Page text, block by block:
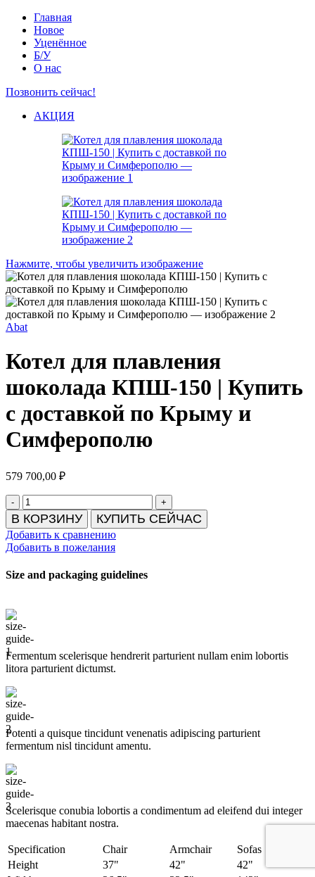
Главная
Новое
Уценённое
Б/У
О нас
Позвонить сейчас!
АКЦИЯ
Нажмите, чтобы увеличить изображение
Abat
Котел для плавления
шоколада КПШ-150 | Купить
с доставкой по Крыму и
Симферополю
579 700,00 ₽
Количество
товара
Котел
для
плавления
КПШ-150
доставкой
по
Крыму
и
Симферополю
В КОРЗИНУ КУПИТЬ СЕЙЧАС
Добавить к сравнению
Добавить в пожелания
Size and packaging guidelines
Fermentum scelerisque hendrerit parturient nullam enim lobortis
litora parturient dictumst.
Potenti a quisque tincidunt venenatis adipiscing parturient
fermentum nisl tinciduntamentu.
Scelerisque conubia lobortis a condimentum ad eleifend dui integer
maecenas habitant nostra.
Specification Chair Armchair
Sofas
Height
37" 42"
42"